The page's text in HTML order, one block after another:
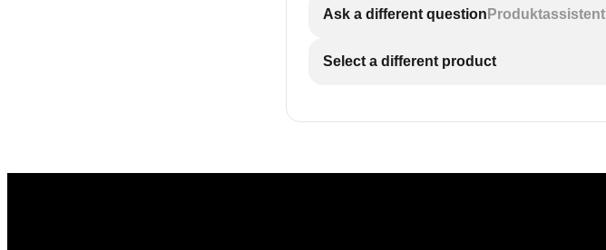
Ask a different question Produktassistent
Select a different product